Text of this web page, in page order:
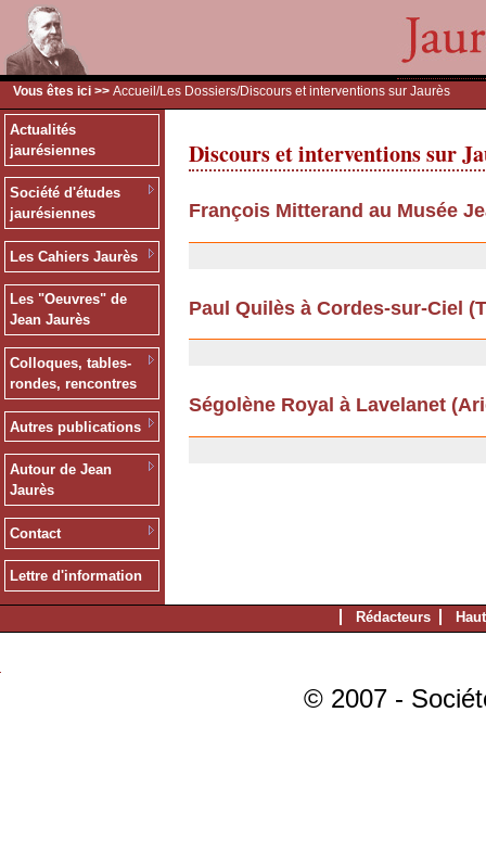
Vous êtes ici >> Accueil /Les Dossiers/Discours et interventions sur Jaurès
Actualités
jaurésiennes
Société d'études
jaurésiennes
Les Cahiers Jaurès
Les "Oeuvres" de
Jean Jaurès
Colloques, tables-
rondes, rencontres
Autres publications
Autour de Jean
Jaurès
Contact
Lettre d'information
Discours et interventions sur
François Mitterand au Musée
Paul Quilès à Cordes-sur-Ciel
Ségolène Royal à Lavelanet
Rédacteurs
© 2007 -